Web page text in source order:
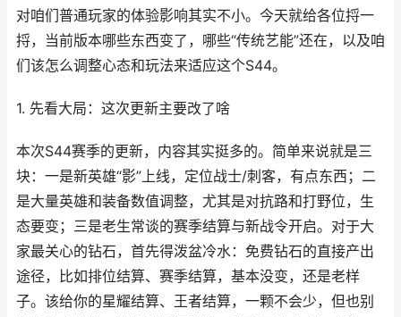
对咱们普通玩家的体验影响其实不小。今天就给各位捋一
捋，当前版本哪些东西变了，哪些“传统艺能”还在，以及咱
们该怎么调整心态和玩法来适应这个S44。
1. 先看大局：这次更新主要改了啥
本次S44赛季的更新，内容其实挺多的。简单来说就是三
块：一是新英雄“影”上线，定位战士/刺客，有点东西；二
是大量英雄和装备数值调整，尤其是对抗路和打野位，生
态要变；三是老生常谈的赛季结算与新战令开启。对于大
家最关心的钻石，首先得泼盆冷水：免费钻石的直接产出
途径，比如排位结算、赛季结算，基本没变，还是老样
子。该给你的星耀结算、王者结算，一颗不会少，但也别